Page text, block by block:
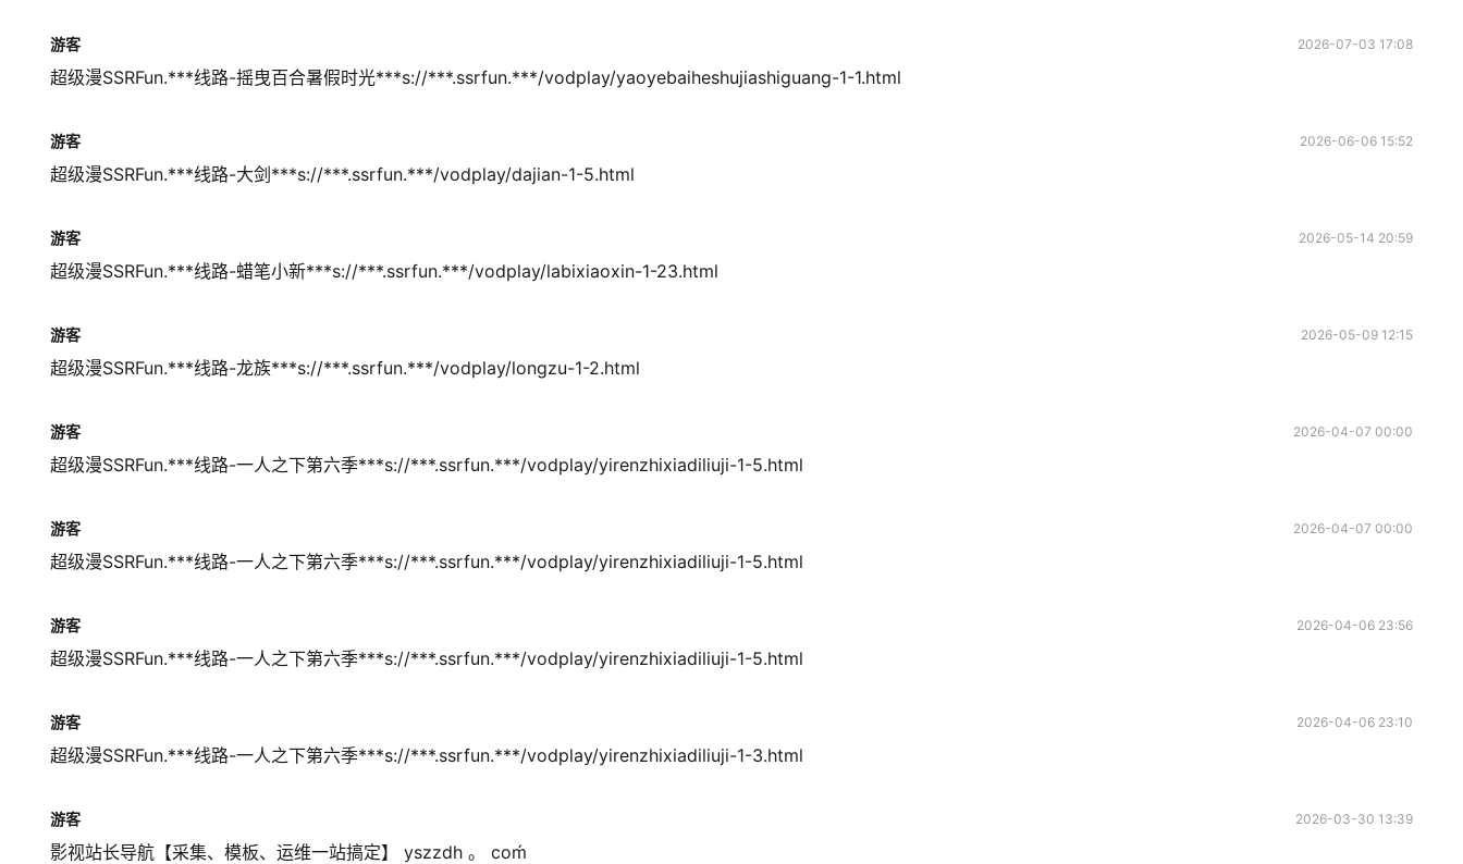
游客 2026-07-03 17:08
超级漫SSRFun.***线路-摇曳百合暑假时光***s://***.ssrfun.***/vodplay/yaoyebaiheshujiashiguang-1-1.html
游客 2026-06-06 15:52
超级漫SSRFun.***线路-大剑***s://***.ssrfun.***/vodplay/dajian-1-5.html
游客 2026-05-14 20:59
超级漫SSRFun.***线路-蜡笔小新***s://***.ssrfun.***/vodplay/labixiaoxin-1-23.html
游客 2026-05-09 12:15
超级漫SSRFun.***线路-龙族***s://***.ssrfun.***/vodplay/longzu-1-2.html
游客 2026-04-07 00:00
超级漫SSRFun.***线路-一人之下第六季***s://***.ssrfun.***/vodplay/yirenzhixiadiliuji-1-5.html
游客 2026-04-07 00:00
超级漫SSRFun.***线路-一人之下第六季***s://***.ssrfun.***/vodplay/yirenzhixiadiliuji-1-5.html
游客 2026-04-06 23:56
超级漫SSRFun.***线路-一人之下第六季***s://***.ssrfun.***/vodplay/yirenzhixiadiliuji-1-5.html
游客 2026-04-06 23:10
超级漫SSRFun.***线路-一人之下第六季***s://***.ssrfun.***/vodplay/yirenzhixiadiliuji-1-3.html
游客 2026-03-30 13:39
影视站长导航【采集、模板、运维一站搞定】 yszzdh 。 coḿ